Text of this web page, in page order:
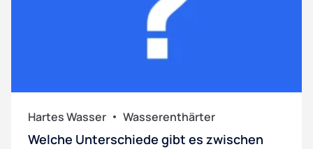
Hartes Wasser Wasserenthärter
Welche Unterschiede gibt es zwischen